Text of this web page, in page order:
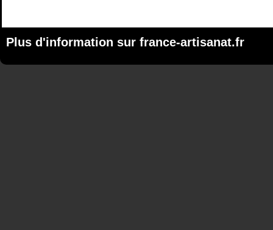
Plus d'information sur france-artisanat.fr